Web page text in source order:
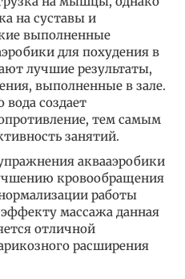
на суставы и
выполненные
для похудения в
лучшие результаты,
выполненные в зале.
вода создает
тем самым
занятий.
аквааэробики
кровообращения
работы
эффекту массажа данная
отличной
расширения